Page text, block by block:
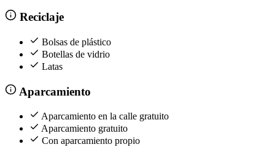
Reciclaje
Bolsas de plástico
Botellas de vidrio
Latas
Aparcamiento
Aparcamiento en la calle gratuito
Aparcamiento gratuito
Con aparcamiento propio